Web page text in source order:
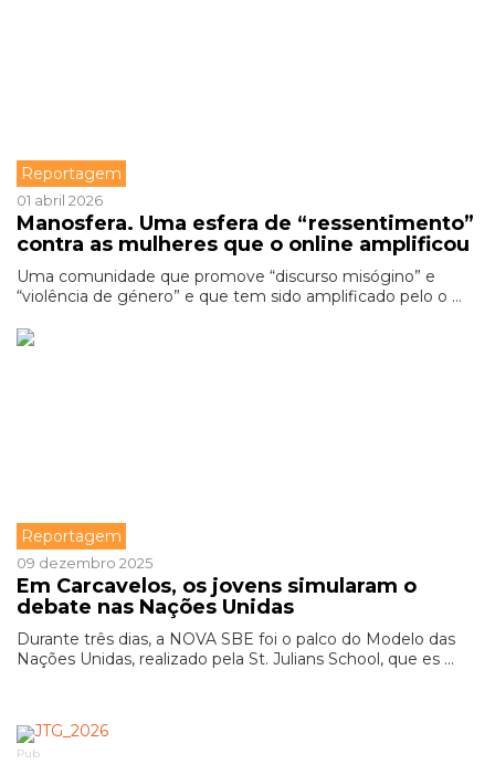
Reportagem
01 abril 2026
Manosfera. Uma esfera de “ressentimento”
contra as mulheres que o online amplificou
Uma comunidade que promove “discurso misógino” e
“violência de género” e que tem sido amplificado pelo o ...
Reportagem
09 dezembro 2025
Em Carcavelos, os jovens simularam o
debate nas Nações Unidas
Durante três dias, a NOVA SBE foi o palco do Modelo das
Nações Unidas, realizado pela St. Julians School, que es ...
Pub